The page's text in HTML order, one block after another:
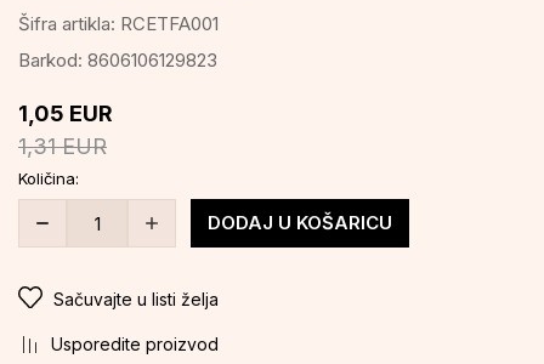
Šifra artikla: RCETFA001
Barkod: 8606106129823
1,31 EUR
1,05 EUR
Količina:
DODAJ U KOŠARICU
Sačuvajte u listi želja
Usporedite proizvod